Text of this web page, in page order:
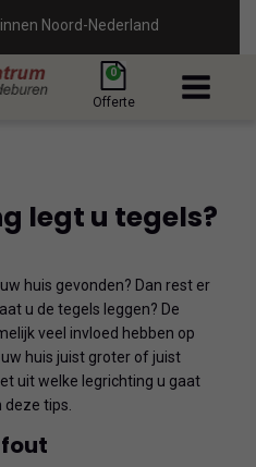
Noord-Nederland
0
Offerte
legt u tegels?
huis gevonden? Dan rest er
u de tegels leggen? De
veel invloed hebben op
huis juist groter of juist
uit welke legrichting u gaat
tips.